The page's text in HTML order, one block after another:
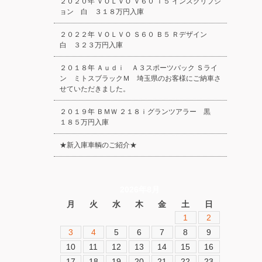
ョン 白 ３１８万円入庫
２０２２年 ＶＯＬＶＯ Ｓ６０ Ｂ５ Ｒデザイン
白 ３２３万円入庫
２０１８年 Ａｕｄｉ Ａ３スポーツバック Ｓライ
ン ミトスブラックＭ 埼玉県のお客様にご納車さ
せていただきました。
２０１９年 ＢＭＷ ２１８ｉグランツアラー 黒
１８５万円入庫
★新入庫車輌のご紹介★
月
火 水 木 金 土
日
1
2
3
4 5 6 7 8
9
10
11 12 13 14 15
16